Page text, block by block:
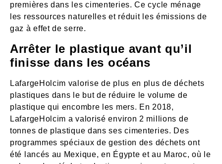
premières dans les cimenteries. Ce cycle ménage
les ressources naturelles et réduit les émissions de
gaz à effet de serre.
Arrêter le plastique avant qu’il
finisse dans les océans
LafargeHolcim valorise de plus en plus de déchets
plastiques dans le but de réduire le volume de
plastique qui encombre les mers. En 2018,
LafargeHolcim a valorisé environ 2 millions de
tonnes de plastique dans ses cimenteries. Des
programmes spéciaux de gestion des déchets ont
été lancés au Mexique, en Égypte et au Maroc, où le